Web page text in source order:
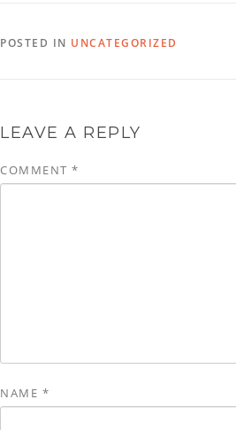
POSTED IN UNCATEGORIZED
LEAVE A REPLY
COMMENT *
NAME *